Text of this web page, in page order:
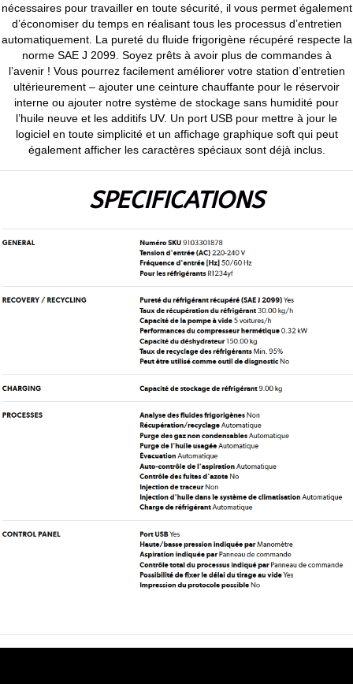
nécessaires pour travailler en toute sécurité, il vous permet également
d’économiser du temps en réalisant tous les processus d’entretien
automatiquement. La pureté du fluide frigorigène récupéré respecte la
norme SAE J 2099. Soyez prêts à avoir plus de commandes à
l’avenir ! Vous pourrez facilement améliorer votre station d’entretien
ultérieurement – ajouter une ceinture chauffante pour le réservoir
interne ou ajouter notre système de stockage sans humidité pour
l’huile neuve et les additifs UV. Un port USB pour mettre à jour le
logiciel en toute simplicité et un affichage graphique soft qui peut
également afficher les caractères spéciaux sont déjà inclus.
SPECIFICATIONS